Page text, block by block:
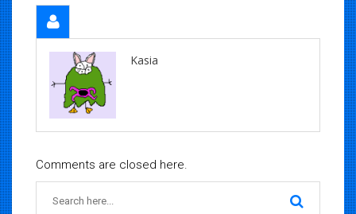
Kasia
Comments are closed here.